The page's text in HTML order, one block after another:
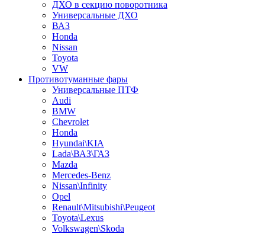
ДХО в секцию поворотника
Универсальные ДХО
ВАЗ
Honda
Nissan
Toyota
VW
Противотуманные фары
Универсальные ПТФ
Audi
BMW
Chevrolet
Honda
Hyundai\KIA
Lada\ВАЗ\ГАЗ
Mazda
Mercedes-Benz
Nissan\Infinity
Opel
Renault\Mitsubishi\Peugeot
Toyota\Lexus
Volkswagen\Skoda